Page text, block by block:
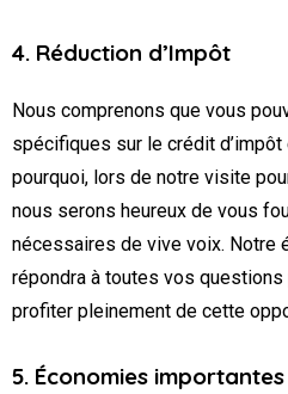
4. Réduction d’Impôt
Nous comprenons que vous
spécifiques sur le crédit d’impôt
pourquoi, lors de notre visite
nous serons heureux de vous
nécessaires de vive voix. Notre
répondra à toutes vos
profiter pleinement de cette
5. Économies importantes